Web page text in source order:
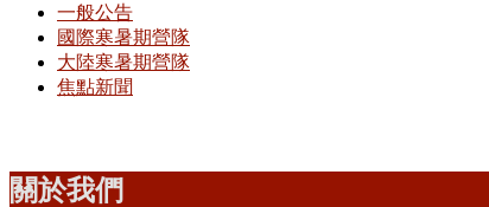
一般公告
國際寒暑期營隊
大陸寒暑期營隊
焦點新聞
關於我們